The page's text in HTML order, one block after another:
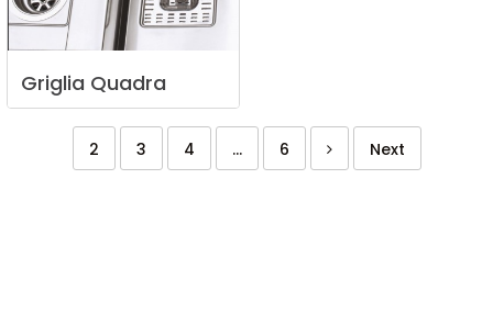
Griglia Quadra
2 3 4 ... 6 Next